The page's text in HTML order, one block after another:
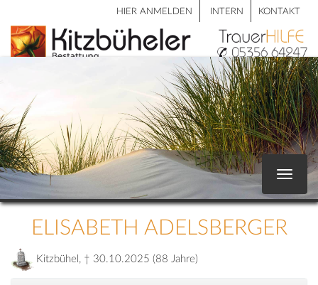
HIER ANMELDEN INTERN KONTAKT
Toggle
ELISABETH ADELSBERGER
Kitzbühel, † 30.10.2025 (88 Jahre)